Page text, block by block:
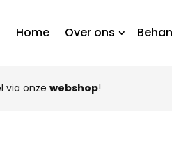
Home Over ons
via onze webshop!